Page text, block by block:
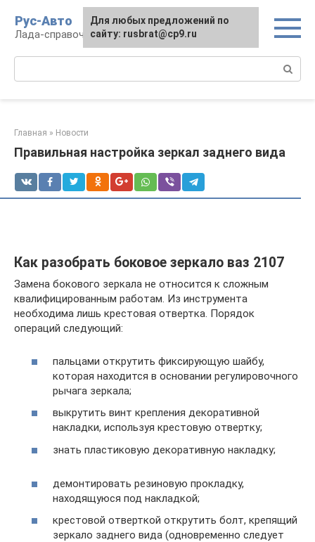
контенту
Рус-Авто
Лада-справочник
Главная » Новости
Правильная настройка зеркал заднего вида
Как разобрать боковое зеркало ваз 2107
Замена бокового зеркала не относится к сложным
квалифицированным работам. Из инструмента
необходима лишь крестовая отвертка. Порядок
операций следующий:
пальцами открутить фиксирующую шайбу,
которая находится в основании регулировочного
рычага зеркала;
выкрутить винт крепления декоративной
накладки, используя крестовую отвертку;
знать пластиковую декоративную накладку;
демонтировать резиновую прокладку,
находящуюся под накладкой;
крестовой отверткой открутить болт, крепящий
зеркало заднего вида (одновременно следует
Для любых предложений по
сайту: rusbrat@cp9.ru